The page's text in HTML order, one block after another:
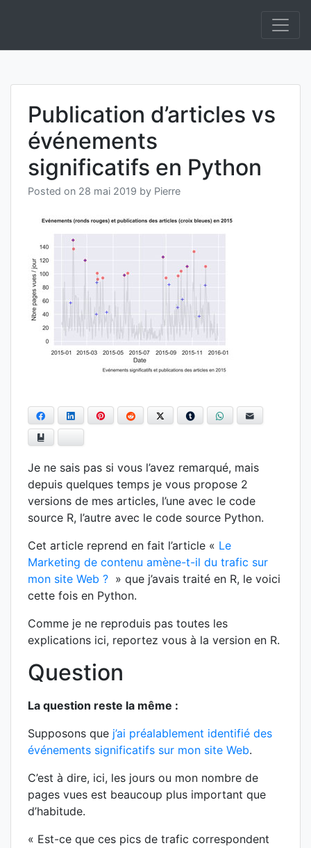
Souverainepement de solutions en Intelligence
Publication d’articles vs
événements
significatifs en Python
Posted on 28 mai 2019 by Pierre
FacebookLinkedIn Pinterest Reddit Twitter Tumblr WhatsApp
Je ne sais pas si vous l’avez remarqué, mais
depuis quelques temps je vous propose 2
versions de mes articles, l’une avec le code
source R, l’autre avec le code source Python.
Cet article reprend en fait l’article « Le
Marketing de contenu amène-t-il du trafic sur
mon site Web ? » que j’avais traité en R, le voici
cette fois en Python.
Comme je ne reproduis pas toutes les
explications ici, reportez vous à la version en R.
Question
La question reste la même :
Supposons que j’ai préalablement identifié des
événements significatifs sur mon site Web.
C’est à dire, ici, les jours ou mon nombre de
pages vues est beaucoup plus important que
d’habitude.
« Est-ce que ces pics de trafic correspondent